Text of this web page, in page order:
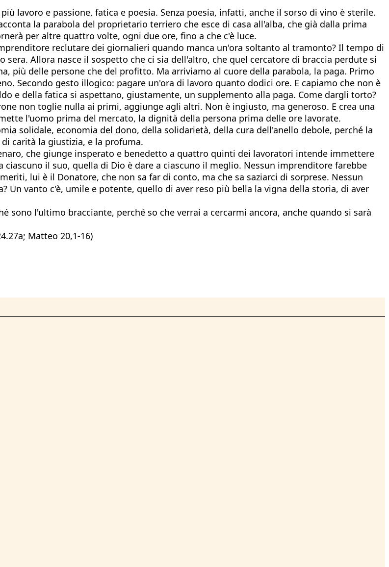
lavoro e passione, fatica e poesia. Senza poesia, infatti, anche il sorso di vino è sterile.
la parabola del proprietario terriero che esce di casa all'alba, che già dalla prima
per altre quattro volte, ogni due ore, fino a che c'è luce.
reclutare dei giornalieri quando manca un'ora soltanto al tramonto? Il tempo di
Allora nasce il sospetto che ci sia dell'altro, che quel cercatore di braccia perdute si
più delle persone che del profitto. Ma arriviamo al cuore della parabola, la paga. Primo
Secondo gesto illogico: pagare un'ora di lavoro quanto dodici ore. E capiamo che non è
e della fatica si aspettano, giustamente, un supplemento alla paga. Come dargli torto?
non toglie nulla ai primi, aggiunge agli altri. Non è ingiusto, ma generoso. E crea una
l'uomo prima del mercato, la dignità della persona prima delle ore lavorate.
solidale, economia del dono, della solidarietà, della cura dell'anello debole, perché la
carità la giustizia, e la profuma.
che giunge insperato e benedetto a quattro quinti dei lavoratori intende immettere
il suo, quella di Dio è dare a ciascuno il meglio. Nessun imprenditore farebbe
lui è il Donatore, che non sa far di conto, ma che sa saziarci di sorprese. Nessun
Un vanto c'è, umile e potente, quello di aver reso più bella la vigna della storia, di aver
sono l'ultimo bracciante, perché so che verrai a cercarmi ancora, anche quando si sarà
Matteo 20,1-16)